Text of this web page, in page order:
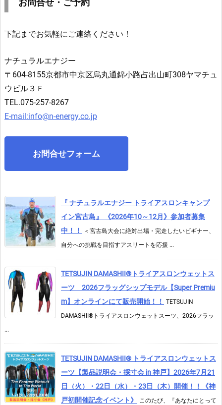
お問合せ・ご予約
下記までお気軽にご連絡ください！
ナチュラルエナジー
〒604-8155京都市中京区烏丸通錦小路占出山町308ヤマチュ
ウビル３Ｆ
TEL.075-257-8267
E-mail:info@n-energy.co.jp
お問合せフォーム
『 ナチュラルエナジー トライアスロンキャンプ
イン宮古島』 《2026年10～12月》参加者募集
中！！
＜宮古島大会に絶対出場・完走したいビギナー、
自分への挑戦を目指すアスリートを応援 ...
TETSUJIN DAMASHII®︎トライアスロンウェットス
ーツ 2026フラッグシップモデル【Super Premiu
m】オンラインにて販売開始！！
TETSUJIN
DAMASHII®トライアスロンウェットスーツ、2026フラッ
...
TETSUJIN DAMASHII® トライアスロンウェットス
ーツ【製品説明会・採寸会 in 神戸】2026年7月21
日（火）・22日（水）・23日（木）開催！！《神
戸初開催記念イベント》
このたび、『あなたにとって